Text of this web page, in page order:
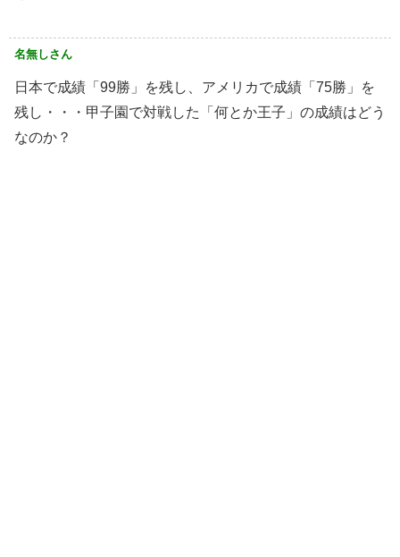
名無しさん
日本で成績「99勝」を残し、アメリカで成績「75勝」を
残し・・・甲子園で対戦した「何とか王子」の成績はどう
なのか？